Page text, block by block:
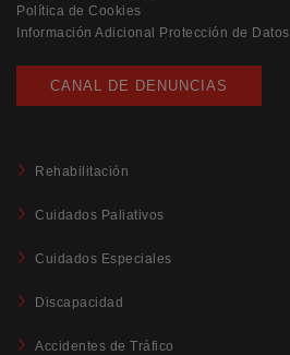
Política de Cookies
Información Adicional Protección de Datos
CANAL DE DENUNCIAS
Rehabilitación
Cuidados Paliativos
Cuidados Especiales
Discapacidad
Accidentes de Tráfico